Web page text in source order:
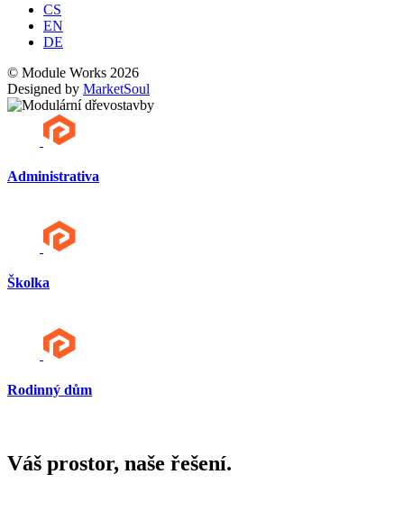
CS
EN
DE
© Module Works 2026
Designed by MarketSoul
Administrativa
Školka
Rodinný dům
Váš prostor, naše řešení.